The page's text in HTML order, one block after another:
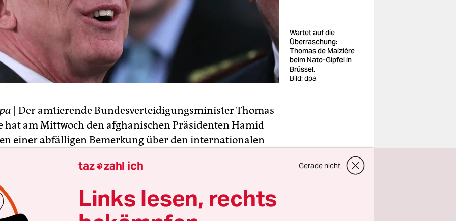
Wartet auf die
Überraschung:
Thomas de Maizière
beim Nato-Gipfel in
Brüssel.
Bild: dpa
| Der amtierende Bundesverteidigungsminister Thomas
hat am Mittwoch den afghanischen Präsidenten Hamid
einer abfälligen Bemerkung über den internationalen
die Sicherheitslage in Afghanistan sei nicht so gut wie
warte „dringend“ auf Entscheidungen
und der USA, um über die Zahl der von 2015 an in
eingesetzten Soldaten zu entscheiden. Der Nato-
taz zahl ich Gerade nicht
Links lesen, rechts